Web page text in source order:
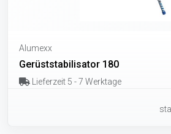
Alumexx
Gerüststabilisator 180
Lieferzeit 5 - 7 Werktage